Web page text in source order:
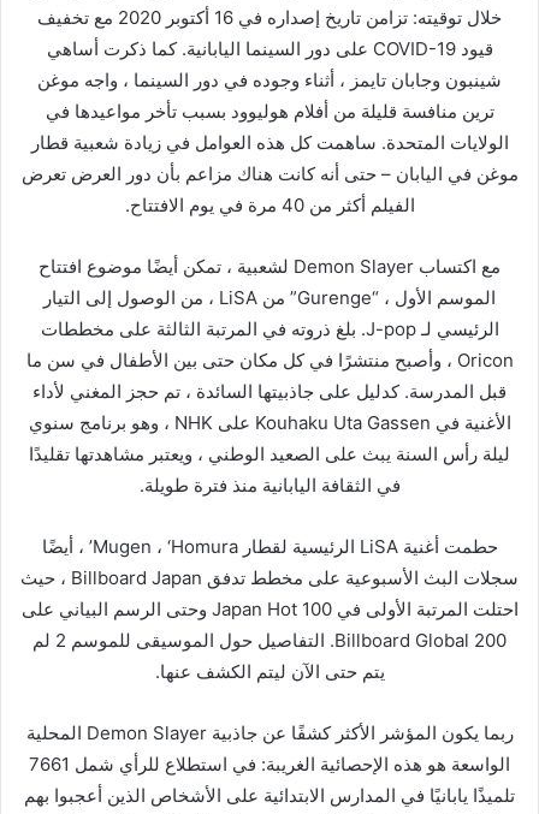
خلال توقيته: تزامن تاريخ إصداره في 16 أكتوبر 2020 مع تخفيف
قيود COVID-19 على دور السينما اليابانية. كما ذكرت أساهي
شينبون وجابان تايمز ، أثناء وجوده في دور السينما ، واجه موغن
ترين منافسة قليلة من أفلام هوليوود بسبب تأخر مواعيدها في
الولايات المتحدة. ساهمت كل هذه العوامل في زيادة شعبية قطار
موغن في اليابان – حتى أنه كانت هناك مزاعم بأن دور العرض تعرض
الفيلم أكثر من 40 مرة في يوم الافتتاح.
مع اكتساب Demon Slayer لشعبية ، تمكن أيضًا موضوع افتتاح
الموسم الأول ، “Gurenge” من LiSA ، من الوصول إلى التيار
الرئيسي لـ J-pop. بلغ ذروته في المرتبة الثالثة على مخططات
Oricon ، وأصبح منتشرًا في كل مكان حتى بين الأطفال في سن ما
قبل المدرسة. كدليل على جاذبيتها السائدة ، تم حجز المغني لأداء
الأغنية في Kouhaku Uta Gassen على NHK ، وهو برنامج سنوي
ليلة رأس السنة يبث على الصعيد الوطني ، ويعتبر مشاهدتها تقليدًا
في الثقافة اليابانية منذ فترة طويلة.
حطمت أغنية LiSA الرئيسية لقطار Mugen ، ‘Homura’ ، أيضًا
سجلات البث الأسبوعية على مخطط تدفق Billboard Japan ، حيث
احتلت المرتبة الأولى في Japan Hot 100 وحتى الرسم البياني على
Billboard Global 200. التفاصيل حول الموسيقى للموسم 2 لم
يتم حتى الآن ليتم الكشف عنها.
ربما يكون المؤشر الأكثر كشفًا عن جاذبية Demon Slayer المحلية
الواسعة هو هذه الإحصائية الغريبة: في استطلاع للرأي شمل 7661
تلميذًا يابانيًا في المدارس الابتدائية على الأشخاص الذين أعجبوا بهم